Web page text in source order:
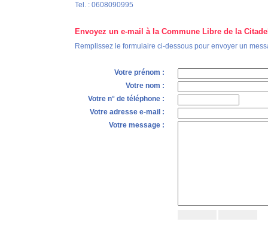
Tel. : 0608090995
Envoyez un e-mail à la Commune Libre de la
Remplissez le formulaire ci-dessous pour envoyer un
Votre prénom :
Votre nom :
Votre n° de téléphone :
Votre adresse e-mail :
Votre message :